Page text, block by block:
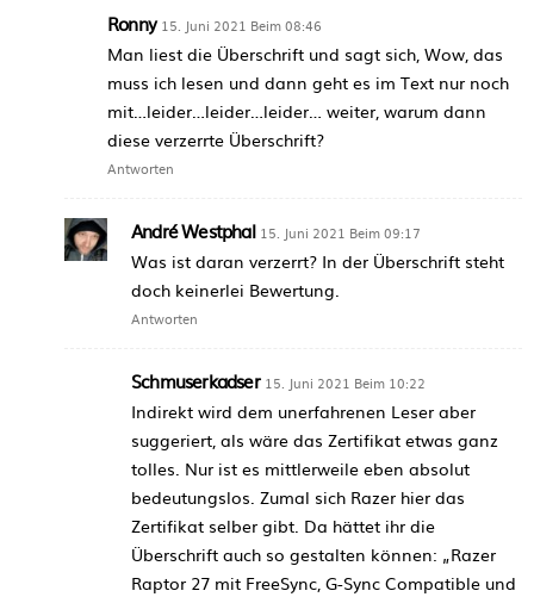
Ronny 15. Juni 2021 Beim 08:46
Man liest die Überschrift und sagt sich, Wow, das
muss ich lesen und dann geht es im Text nur noch
mit…leider…leider…leider… weiter, warum dann
diese verzerrte Überschrift?
Antworten
André Westphal 15. Juni 2021 Beim 09:17
Was ist daran verzerrt? In der Überschrift steht
doch keinerlei Bewertung.
Antworten
Schmuserkadser 15. Juni 2021 Beim 10:22
Indirekt wird dem unerfahrenen Leser aber
suggeriert, als wäre das Zertifikat etwas ganz
tolles. Nur ist es mittlerweile eben absolut
bedeutungslos. Zumal sich Razer hier das
Zertifikat selber gibt. Da hättet ihr die
Überschrift auch so gestalten können: „Razer
Raptor 27 mit FreeSync, G-Sync Compatible und